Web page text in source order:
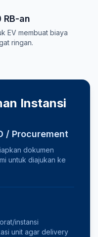
RB-an
EV membuat biaya
ringan.
Instansi
/ Procurement
dokumen
untuk diajukan ke
instansi
unit agar delivery